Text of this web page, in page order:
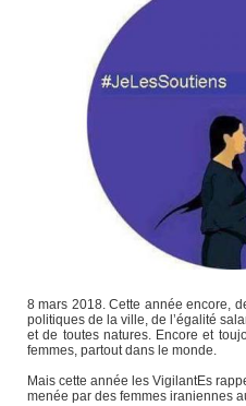
8 mars 2018. Cette année encore,
politiques de la ville, de l’égalité
et de toutes natures. Encore et
femmes, partout dans le monde.
Mais cette année les VigilantEs
menée par des femmes iraniennes